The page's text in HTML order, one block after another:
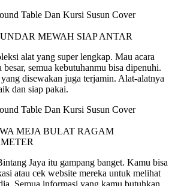
MEWAH SIAP ANTAR
alat yang super lengkap. Mau acara
semua kebutuhanmu bisa dipenuhi.
disewakan juga terjamin. Alat-alatnya
dan siap pakai.
MEJA BULAT RAGAM
Jaya itu gampang banget. Kamu bisa
atau cek website mereka untuk melihat
Semua informasi yang kamu butuhkan